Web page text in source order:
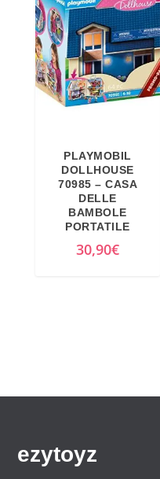
o
o
r
i
g
a
l
e
9
z
o
a
t
t
l
e
:
.
PLAYMOBIL
DOLLHOUSE
70985 – CASA
DELLE
BAMBOLE
PORTATILE
30,90€
ezytoyz